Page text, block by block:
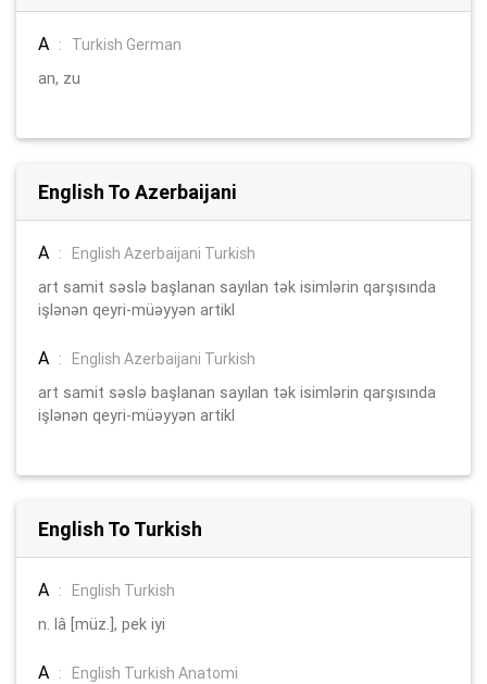
A :
Turkish German
an, zu
English To Azerbaijani
A :
English Azerbaijani Turkish
art samit səslə başlanan sayılan tək isimlərin qarşısında
işlənən qeyri-müəyyən artikl
A :
English Azerbaijani Turkish
art samit səslə başlanan sayılan tək isimlərin qarşısında
işlənən qeyri-müəyyən artikl
English To Turkish
A :
English Turkish
n. lâ [müz.], pek iyi
A :
English Turkish Anatomi